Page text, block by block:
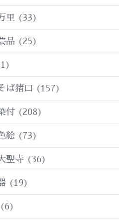
里 (33)
品 (25)
ば猪口 (157)
付 (208)
絵 (73)
聖寺 (36)
(19)
(6)